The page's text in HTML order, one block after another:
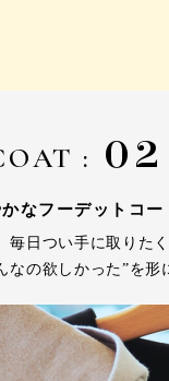
: 02
なフーデットコー
毎日つい手に取りた
なの欲しかった”を形